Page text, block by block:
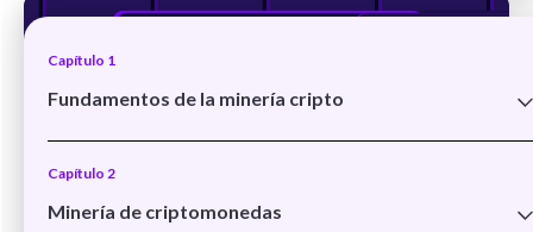
Capítulo 1
Fundamentos de la minería cripto
Qué es la minería de criptomonedas
Capítulo 2
Minería de criptomonedas